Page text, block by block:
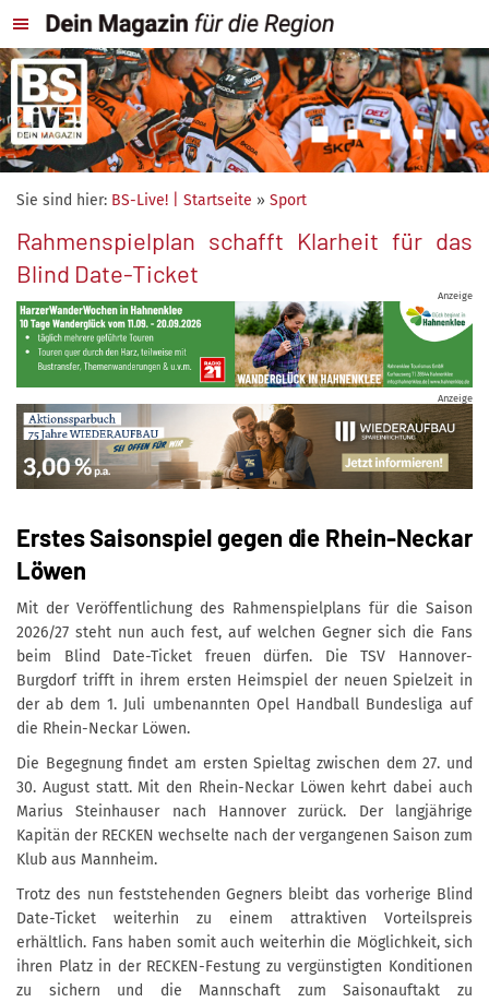
Sie sind hier: BS-Live! | Startseite » Sport
Rahmenspielplan schafft Klarheit für das
Blind Date-Ticket
Anzeige
Anzeige
Erstes Saisonspiel gegen die Rhein-Neckar
Löwen
Mit der Veröffentlichung des Rahmenspielplans für die Saison
2026/27 steht nun auch fest, auf welchen Gegner sich die Fans
beim Blind Date-Ticket freuen dürfen. Die TSV Hannover-
Burgdorf trifft in ihrem ersten Heimspiel der neuen Spielzeit in
der ab dem 1. Juli umbenannten Opel Handball Bundesliga auf
die Rhein-Neckar Löwen.
Die Begegnung findet am ersten Spieltag zwischen dem 27. und
30. August statt. Mit den Rhein-Neckar Löwen kehrt dabei auch
Marius Steinhauser nach Hannover zurück. Der langjährige
Kapitän der RECKEN wechselte nach der vergangenen Saison zum
Klub aus Mannheim.
Trotz des nun feststehenden Gegners bleibt das vorherige Blind
Date-Ticket weiterhin zu einem attraktiven Vorteilspreis
erhältlich. Fans haben somit auch weiterhin die Möglichkeit, sich
ihren Platz in der RECKEN-Festung zu vergünstigten Konditionen
zu sichern und die Mannschaft zum Saisonauftakt zu